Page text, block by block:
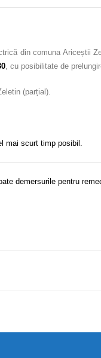
din comuna Ariceștii
, cu posibilitate de
(parțial).
mai scurt timp posibil.
demersurile pentru